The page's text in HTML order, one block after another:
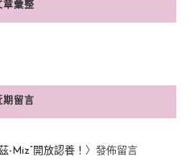
章彙整
期留言
-Miz”開放認養！ 〉發佈留言